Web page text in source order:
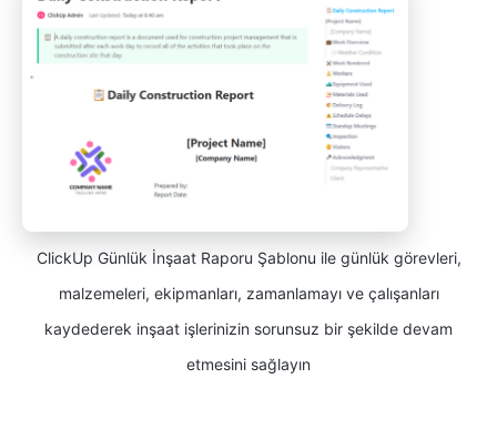
ClickUp Günlük İnşaat Raporu Şablonu ile günlük görevleri,
malzemeleri, ekipmanları, zamanlamayı ve çalışanları
kaydederek inşaat işlerinizin sorunsuz bir şekilde devam
etmesini sağlayın